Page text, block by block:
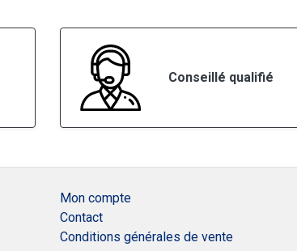
Conseillé qualifié
Mon compte
Contact
Conditions générales de vente